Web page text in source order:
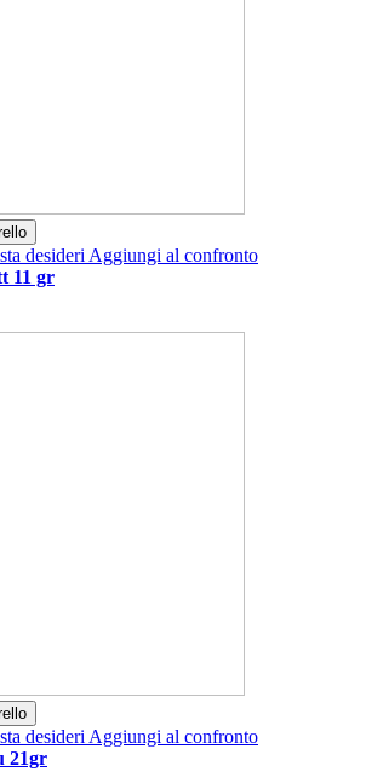
desideriAggiungi al confronto
11 gr
desideriAggiungi al confronto
21gr